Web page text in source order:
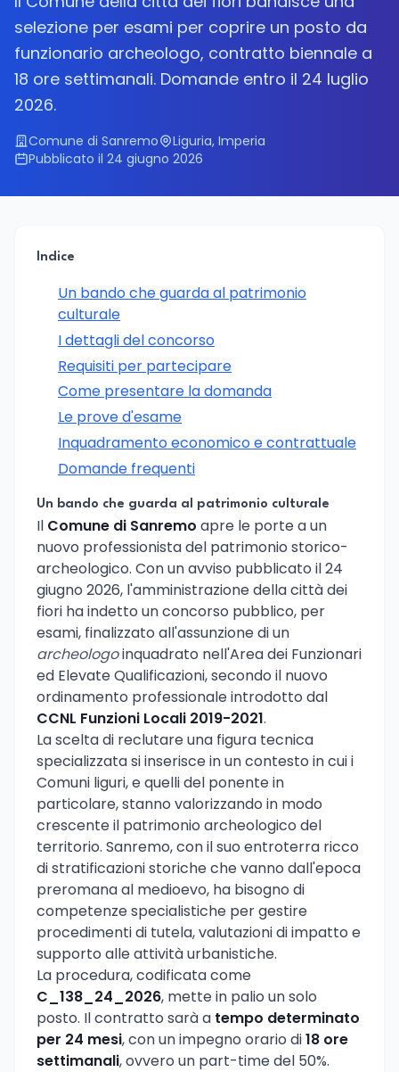
selezione per esami per coprire un posto da
funzionario archeologo, contratto biennale a
18 ore settimanali. Domande entro il 24 luglio
2026.
Comune di Sanremo
Liguria, Imperia
Pubblicato il 24 giugno 2026
Indice
Un bando che guarda al patrimonio
culturale
I dettagli del concorso
Requisiti per partecipare
Come presentare la domanda
Le prove d'esame
Inquadramento economico e contrattuale
Domande frequenti
Un bando che guarda al patrimonio culturale
Il Comune di Sanremo apre le porte a un
nuovo professionista del patrimonio storico-
archeologico. Con un avviso pubblicato il 24
giugno 2026, l'amministrazione della città dei
fiori ha indetto un concorso pubblico, per
esami, finalizzato all'assunzione di un
archeologoinquadrato nell'Area dei Funzionari
ed Elevate Qualificazioni, secondo il nuovo
ordinamento professionale introdotto dal
CCNL Funzioni Locali 2019-2021.
La scelta di reclutare una figura tecnica
specializzata si inserisce in un contesto in cui i
Comuni liguri, e quelli del ponente in
particolare, stanno valorizzando in modo
crescente il patrimonio archeologico del
territorio. Sanremo, con il suo entroterra ricco
di stratificazioni storiche che vanno dall'epoca
preromana al medioevo, ha bisogno di
competenze specialistiche per gestire
procedimenti di tutela, valutazioni di impatto e
supporto alle attività urbanistiche.
La procedura, codificata come
C_138_24_2026, mette in palio un solo
posto. Il contratto sarà a tempo determinato
per 24 mesi, con un impegno orario di18 ore
settimanali, ovvero un part-time del 50%.